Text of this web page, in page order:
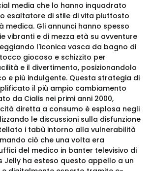
media che lo hanno inquadrato
esaltatore di stile di vita piuttosto
medica. Gli annunci hanno spesso
vibranti e di mezza età su avventure
l'iconica vasca da bagno di
giocoso e schizzito per
e il divertimento, posizionandolo
e più indulgente. Questa strategia di
il più ampio cambiamento
da Cialis nei primi anni 2000,
diretta a consumo è esplosa negli
le discussioni sulla disfunzione
i tabù intorno alla vulnerabilità
ciò che una volta era
del medico in banter televisivo di
Jelly ha esteso questo appello a un